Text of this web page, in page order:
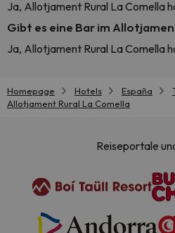
Ja, Allotjament Rural La Comella
Gibt es eine Bar im
Ja, Allotjament Rural La Comella
Homepage Hotels España
Allotjament Rural La Comella
Reiseportale